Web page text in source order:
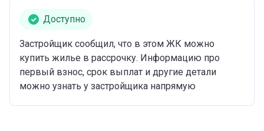
Доступно
Застройщик сообщил, что в этом ЖК можно
купить жилье в рассрочку. Информацию про
первый взнос, срок выплат и другие детали
можно узнать у застройщика напрямую